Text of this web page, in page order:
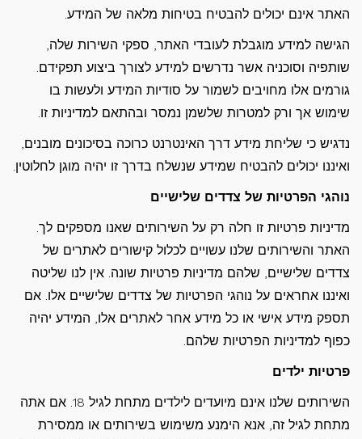
האתר אינם יכולים להבטיח בטיחות מלאה של המידע.
הגישה למידע מוגבלת לעובדי האתר, ספקי השירות שלה,
שותפיה וסוכניה אשר נדרשים למידע לצורך ביצוע תפקידם.
גורמים אלו מחויבים לשמור על סודיות המידע ולעשות בו
שימוש אך ורק למטרות שלשמן נמסר ובהתאם למדיניות זו.
נדגיש כי שליחת מידע דרך האינטרנט כרוכה בסיכונים מובנים,
ואיננו יכולים להבטיח שמידע שנשלח בדרך זו יהיה מוגן לחלוטין.
נוהגי הפרטיות של צדדים שלישיים
מדיניות פרטיות זו חלה רק על השירותים שאנו מספקים לך.
האתר והשירותים שלנו עשויים לכלול קישורים לאתרים של
צדדים שלישיים, שלהם מדיניות פרטיות שונה. אין לנו שליטה
ואיננו אחראים על נוהגי הפרטיות של צדדים שלישיים אלו. אם
תספק מידע אישי או כל מידע אחר לאתרים אלו, המידע יהיה
כפוף למדיניות הפרטיות שלהם.
פרטיות ילדים
השירותים שלנו אינם מיועדים לילדים מתחת לגיל 18. אם אתה
מתחת לגיל זה, אנא הימנע משימוש בשירותים או ממסירת